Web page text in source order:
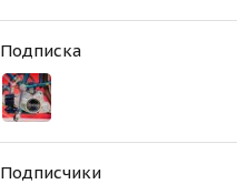
Подписка
Подписчики